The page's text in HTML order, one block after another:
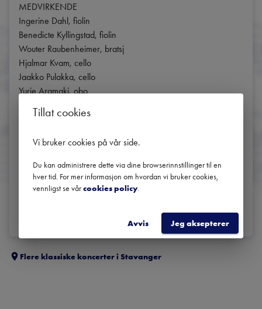
MEDVIRKENDE
Ingerine Dahl, fiolin
Benedicte Kyllingstad, fiolin
Wouter Raubenheimer, bratsj
Hjalmar Kvam, cello
Jaakko Pulakka, cello
Yurie Aramaki, obo
Dmitry Arseniev, fagott
Karin Venaas, fløyte
Giselle Boeters, harpe
Ida Mo, klaver
Flere klassiske koncerter i Stavanger
Tillat cookies
Vi bruker cookies på vår side.
Du kan administrere dette via dine browserinnstillinger til en
hver tid. For mer informasjon om hvordan vi bruker cookies,
vennligst se vårcookies policy.
Avvis Jeg aksepterer